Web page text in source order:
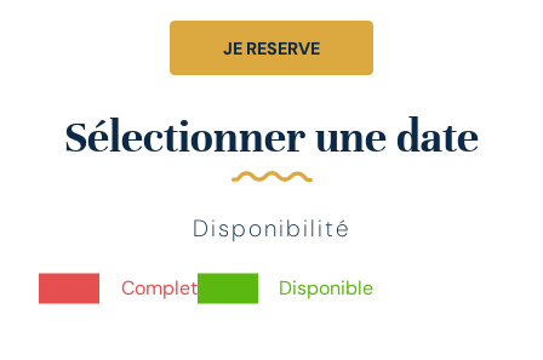
JE RESERVE
Sélectionner une date
Disponibilité
Complet Disponible